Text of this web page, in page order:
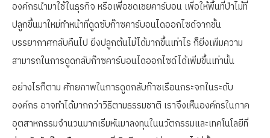
องค์กรนำมาใช้ในธุรกิจ หรือเพื่อชดเชยคาร์บอน เพื่อให้พื้นที่ป่าไม้ที่
ปลูกขึ้นมาใหม่ทำหน้าที่ดูดซับก๊าซคาร์บอนไดออกไซด์จากชั้น
บรรยากาศกลับคืนไป ยิ่งปลูกต้นไม้ได้มากขึ้นเท่าไร ก็ยิ่งเพิ่มความ
สามารถในการดูดกลับก๊าซคาร์บอนไดออกไซด์ได้เพิ่มขึ้นเท่านั้น
อย่างไรก็ตาม ศักยภาพในการดูดกลับก๊าซเรือนกระจกในระดับ
องค์กร อาจทำได้มากกว่าวิธีตามธรรมชาติ เราจึงเห็นองค์กรในภาค
อุตสาหกรรมจำนวนมากเริ่มหันมาลงทุนในนวัตกรรมและเทคโนโลยีที่